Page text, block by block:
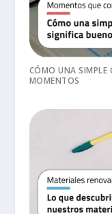
CÓMO UNA SIMPLE
MOMENTOS